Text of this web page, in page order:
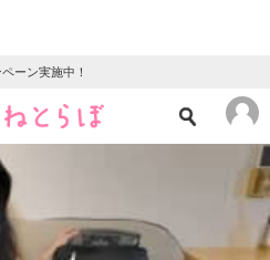
ーン実施中！
クイズ